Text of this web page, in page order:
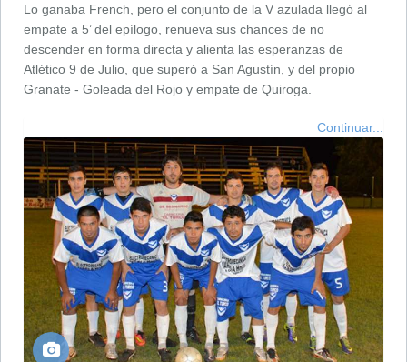
Lo ganaba French, pero el conjunto de la V azulada llegó al
empate a 5’ del epílogo, renueva sus chances de no
descender en forma directa y alienta las esperanzas de
Atlético 9 de Julio, que superó a San Agustín, y del propio
Granate - Goleada del Rojo y empate de Quiroga.
Continuar...